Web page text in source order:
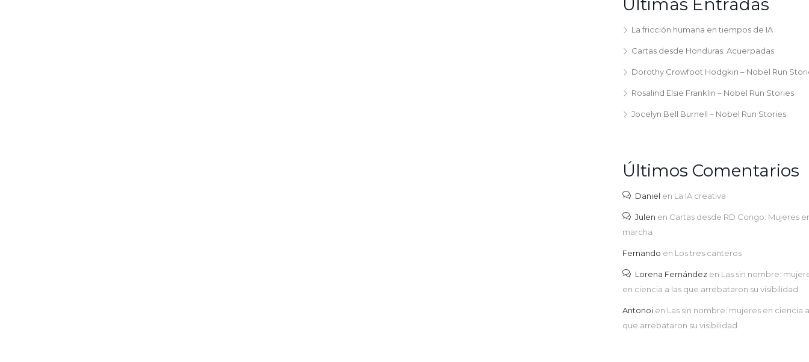
Últimas Entradas
La fricción humana en tiempos de IA
Cartas desde Honduras: Acuerpadas
Dorothy Crowfoot Hodgkin – Nobel Run
Rosalind Elsie Franklin – Nobel Run Stories
Jocelyn Bell Burnell – Nobel Run Stories
Últimos Comentarios
Daniel en La IA creativa
Julen en Cartas desde RD Congo: Mujeres
marcha
Fernando en Los tres canteros
Lorena Fernández en Las sin nombre:
en ciencia a las que arrebataron su visibilidad
Antonoi en Las sin nombre: mujeres en ciencia
que arrebataron su visibilidad